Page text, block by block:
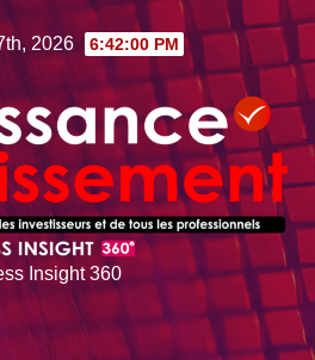
2026 6:42:01 PM
Insight 360